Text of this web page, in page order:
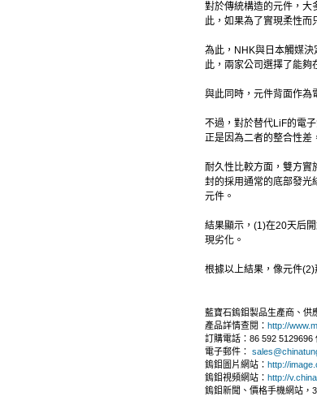
對於傳統構造的元件，大
此，如果為了實現柔性而
為此，NHK與日本觸媒決
此，兩家公司選擇了能夠
與此同時，元件背面作為
不過，對於替代LiF的電
正是因為二者的整合性差
耐久性比較方面，雙方實
封的採用通常的底部發光
元件。
結果顯示，(1)在20天后
現劣化。
根據以上結果，像元件
藍寶石鎢鉬製品生產商、供
產品詳情查閱： http://
訂購電話：86 592 5129696
電子郵件：
鎢鉬圖片網站： http://
鎢鉬視頻網站： http://
鎢鉬新聞、價格手機網站，